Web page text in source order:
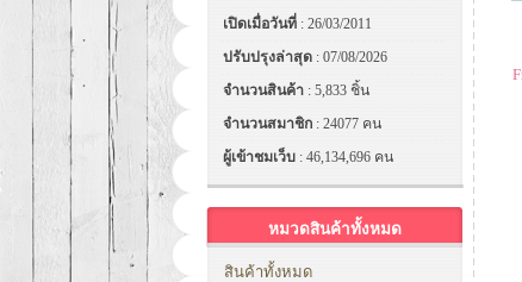
เปิดเมื่อวันที่ : 26/03/2011
ปรับปรุงล่าสุด : 07/08/2026
จำนวนสินค้า : 5,833 ชิ้น
จำนวนสมาชิก : 24077 คน
ผู้เข้าชมเว็บ : 46,134,696 คน
หมวดสินค้าทั้งหมด
สินค้าทั้งหมด